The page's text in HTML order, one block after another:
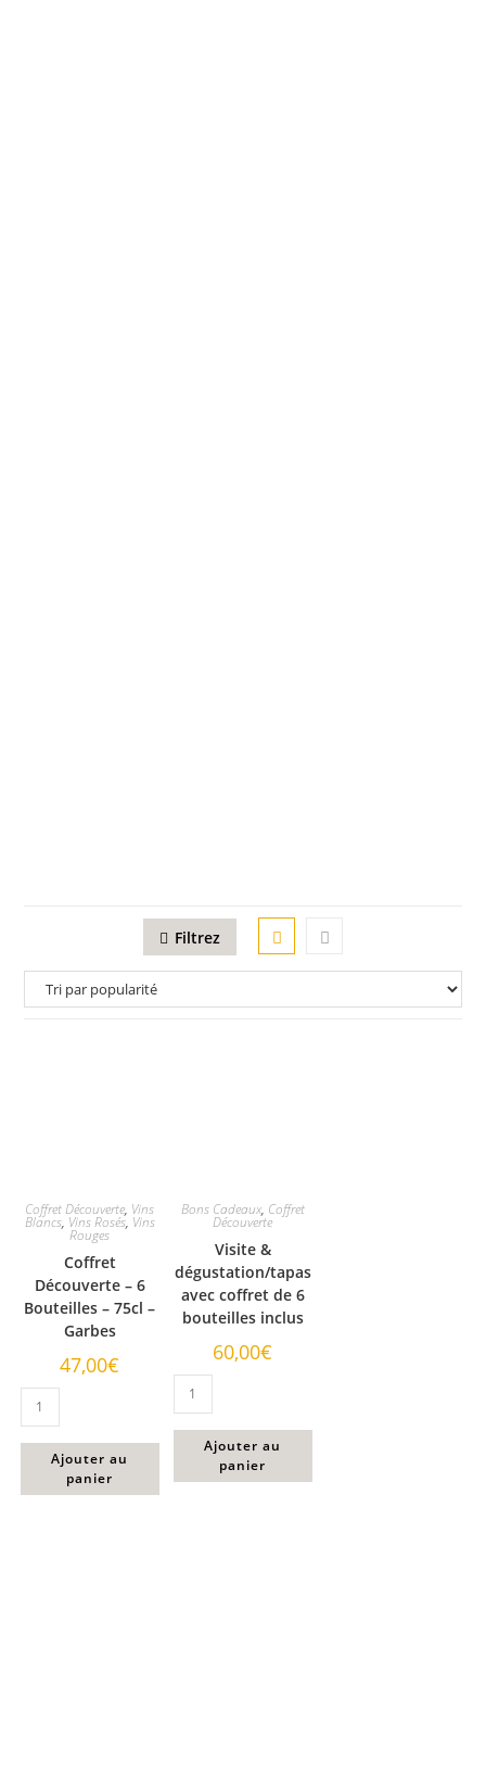
Filtrez
Coffret Découverte, Vins
Blancs, Vins Rosés, Vins
Rouges
Coffret
Découverte – 6
Bouteilles – 75cl –
Garbes
47,00€
Ajouter au
panier
Bons Cadeaux, Coffret
Découverte
Visite &
dégustation/tapas
avec coffret de 6
bouteilles inclus
60,00€
Ajouter au
panier